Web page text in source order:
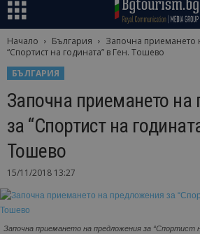
Начало България
Започна приемането
“Спортист на годината” в Ген. Тошево
БЪЛГАРИЯ
Започна приемането на
за “Спортист на
Тошево
15/11/2018 13:27
Започна приемането на предложения за “Спортист